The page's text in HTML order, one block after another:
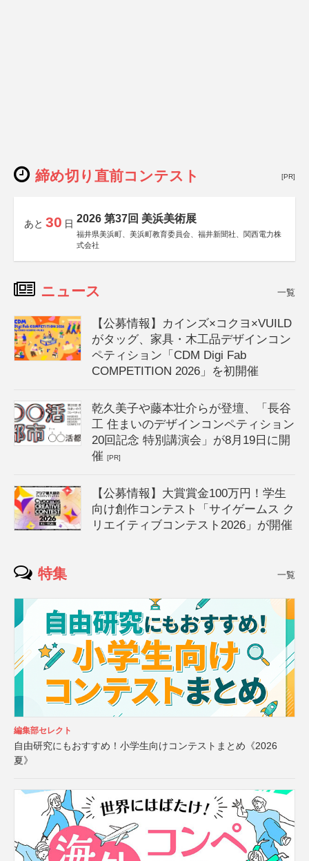
締め切り直前コンテスト [PR]
あと 30 日 2026 第37回 美浜美術展
福井県美浜町、美浜町教育委員会、福井新聞社、関西電力株
式会社
ニュース 一覧
【公募情報】カインズ×コクヨ×VUILD
がタッグ、家具・木工品デザインコン
ペティション「CDM Digi Fab
COMPETITION 2026」を初開催
乾久美子や藤本壮介らが登壇、「長谷
工 住まいのデザインコンペティション
20回記念 特別講演会」が8月19日に開
催[PR]
【公募情報】大賞賞金100万円！学生
向け創作コンテスト「サイゲームス ク
リエイティブコンテスト2026」が開催
特集 一覧
編集部セレクト
自由研究にもおすすめ！小学生向けコンテストまとめ《2026
夏》